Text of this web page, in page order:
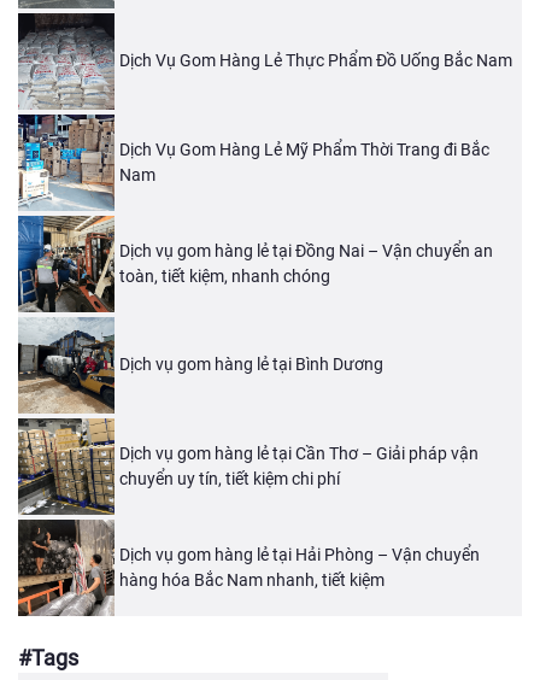
Dịch Vụ Gom Hàng Lẻ Thực Phẩm Đồ Uống Bắc Nam
Dịch Vụ Gom Hàng Lẻ Mỹ Phẩm Thời Trang đi Bắc
Nam
Dịch vụ gom hàng lẻ tại Đồng Nai – Vận chuyển an
toàn, tiết kiệm, nhanh chóng
Dịch vụ gom hàng lẻ tại Bình Dương
Dịch vụ gom hàng lẻ tại Cần Thơ – Giải pháp vận
chuyển uy tín, tiết kiệm chi phí
Dịch vụ gom hàng lẻ tại Hải Phòng – Vận chuyển
hàng hóa Bắc Nam nhanh, tiết kiệm
#Tags